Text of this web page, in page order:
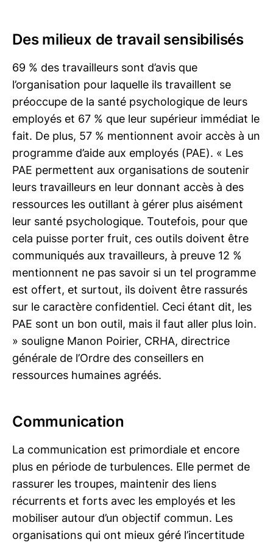
Des milieux de travail sensibilisés
69 % des travailleurs sont d’avis que
l’organisation pour laquelle ils travaillent se
préoccupe de la santé psychologique de leurs
employés et 67 % que leur supérieur immédiat le
fait. De plus, 57 % mentionnent avoir accès à un
programme d’aide aux employés (PAE). « Les
PAE permettent aux organisations de soutenir
leurs travailleurs en leur donnant accès à des
ressources les outillant à gérer plus aisément
leur santé psychologique. Toutefois, pour que
cela puisse porter fruit, ces outils doivent être
communiqués aux travailleurs, à preuve 12 %
mentionnent ne pas savoir si un tel programme
est offert, et surtout, ils doivent être rassurés
sur le caractère confidentiel. Ceci étant dit, les
PAE sont un bon outil, mais il faut aller plus loin.
» souligne Manon Poirier, CRHA, directrice
générale de l’Ordre des conseillers en
ressources humaines agréés.
Communication
La communication est primordiale et encore
plus en période de turbulences. Elle permet de
rassurer les troupes, maintenir des liens
récurrents et forts avec les employés et les
mobiliser autour d’un objectif commun. Les
organisations qui ont mieux géré l’incertitude